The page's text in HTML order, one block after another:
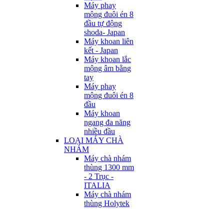
Máy phay
mộng đuôi én 8
đầu tự động
shoda- Japan
Máy khoan liên
kết - Japan
Máy khoan lắc
mộng âm bằng
tay
Máy phay
mộng đuôi én 8
đầu
Máy khoan
ngang đa năng
nhiều đầu
LOẠI MÁY CHÀ
NHÁM
Máy chà nhám
thùng 1300 mm
- 2 Trục -
ITALIA
Máy chà nhám
thùng Holytek